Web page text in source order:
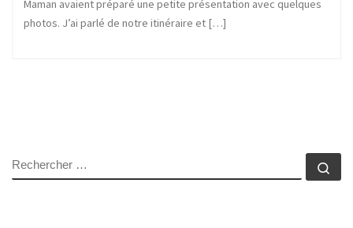
Maman avaient préparé une petite présentation avec quelques
photos. J’ai parlé de notre itinéraire et […]
RECHERCHER